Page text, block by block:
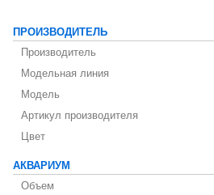
ПРОИЗВОДИТЕЛЬ
Производитель
Модельная линия
Модель
Артикул производителя
Цвет
АКВАРИУМ
Объем